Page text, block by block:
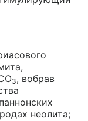
3, вобрав
неолита;